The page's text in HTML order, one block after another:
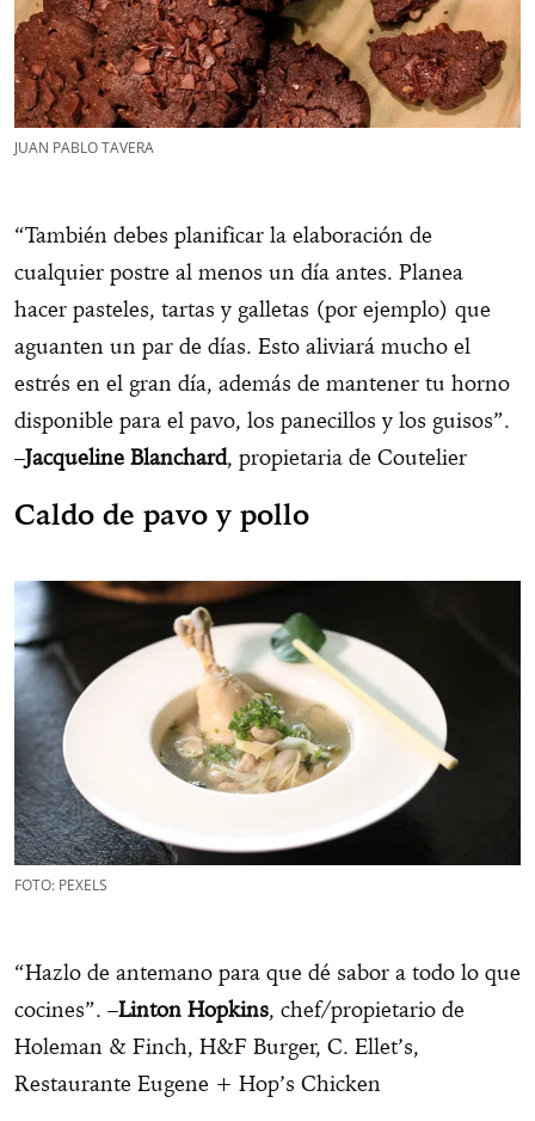
JUAN PABLO TAVERA
“También debes planificar la elaboración de
cualquier postre al menos un día antes. Planea
hacer pasteles, tartas y galletas (por ejemplo) que
aguanten un par de días. Esto aliviará mucho el
estrés en el gran día, además de mantener tu horno
disponible para el pavo, los panecillos y los guisos”.
–Jacqueline Blanchard, propietaria de Coutelier
Caldo de pavo y pollo
FOTO: PEXELS
“Hazlo de antemano para que dé sabor a todo lo que
cocines”. –Linton Hopkins, chef/propietario de
Holeman & Finch, H&F Burger, C. Ellet’s,
Restaurante Eugene + Hop’s Chicken